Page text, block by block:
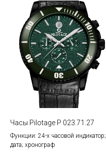
Часы Pilotage P 023.71.27
Функции: 24-х часовой индикатор;
дата; хронограф